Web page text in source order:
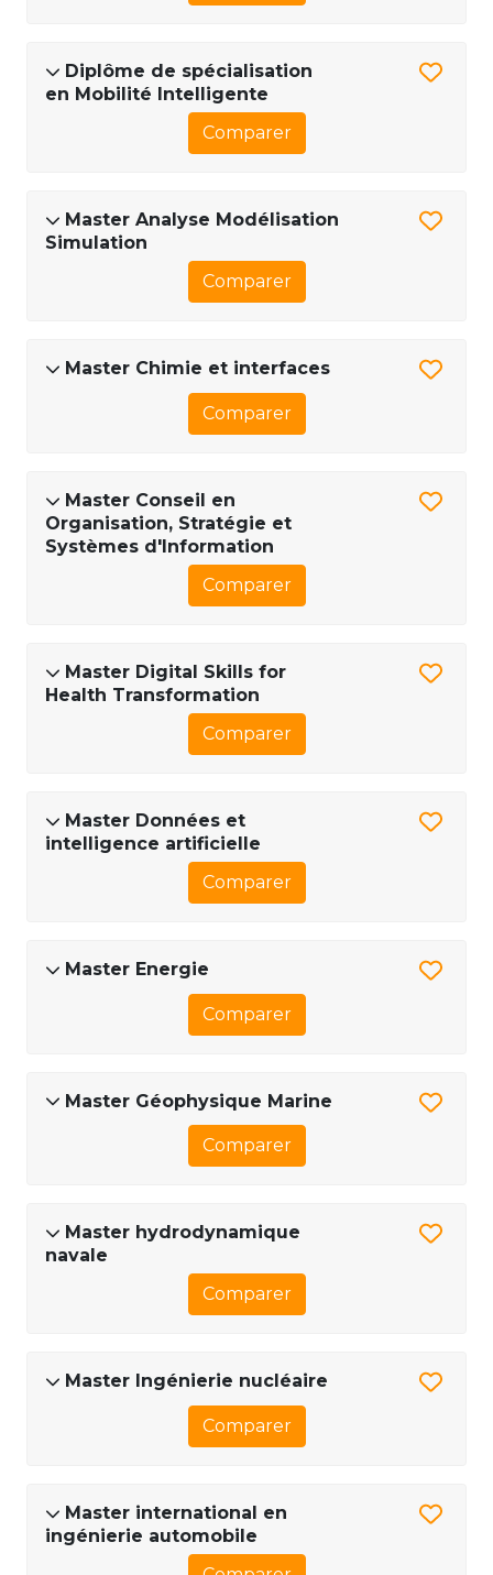
Diplôme de spécialisation
en Mobilité Intelligente
Comparer
Master Analyse Modélisation
Simulation
Comparer
Master Chimie et interfaces
Comparer
Master Conseil en
Organisation, Stratégie et
Systèmes d'Information
Comparer
Master Digital Skills for
Health Transformation
Comparer
Master Données et
intelligence artificielle
Comparer
Master Energie
Comparer
Master Géophysique Marine
Comparer
Master hydrodynamique
navale
Comparer
Master Ingénierie nucléaire
Comparer
Master international en
ingénierie automobile